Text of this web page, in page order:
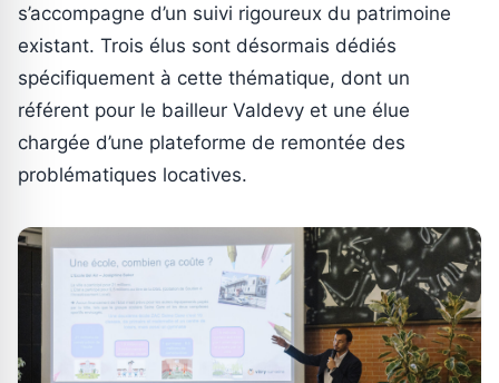
s’accompagne d’un suivi rigoureux du patrimoine
existant. Trois élus sont désormais dédiés
spécifiquement à cette thématique, dont un
référent pour le bailleur Valdevy et une élue
chargée d’une plateforme de remontée des
problématiques locatives.